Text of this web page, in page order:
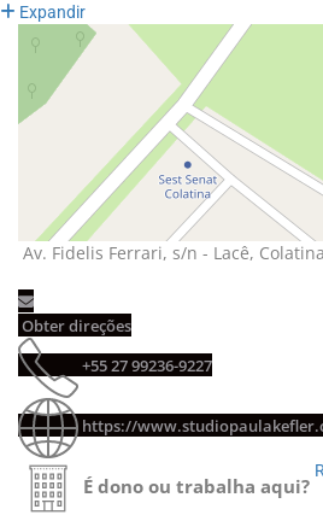
Expandir
Av. Fidelis Ferrari, s/n - Lacê,
Obter direções
+55 27 99236-9227
https://
É dono ou trabalha aqui?